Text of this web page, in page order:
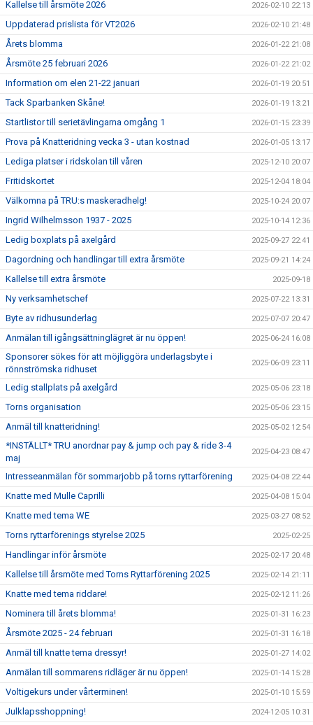
Kallelse till årsmöte 2026 2026-02-10 22:13
Uppdaterad prislista för VT2026 2026-02-10 21:48
Årets blomma 2026-01-22 21:08
Årsmöte 25 februari 2026 2026-01-22 21:02
Information om elen 21-22 januari 2026-01-19 20:51
Tack Sparbanken Skåne! 2026-01-19 13:21
Startlistor till serietävlingarna omgång 1 2026-01-15 23:39
Prova på Knatteridning vecka 3 - utan kostnad 2026-01-05 13:17
Lediga platser i ridskolan till våren 2025-12-10 20:07
Fritidskortet 2025-12-04 18:04
Välkomna på TRU:s maskeradhelg! 2025-10-24 20:07
Ingrid Wilhelmsson 1937 - 2025 2025-10-14 12:36
Ledig boxplats på axelgård 2025-09-27 22:41
Dagordning och handlingar till extra årsmöte 2025-09-21 14:24
Kallelse till extra årsmöte 2025-09-18
Ny verksamhetschef 2025-07-22 13:31
Byte av ridhusunderlag 2025-07-07 20:47
Anmälan till igångsättninglägret är nu öppen! 2025-06-24 16:08
Sponsorer sökes för att möjliggöra underlagsbyte i
rönnströmska ridhuset
2025-06-09 23:11
Ledig stallplats på axelgård 2025-05-06 23:18
Torns organisation 2025-05-06 23:15
Anmäl till knatteridning! 2025-05-02 12:54
*INSTÄLLT* TRU anordnar pay & jump och pay & ride 3-4
maj
2025-04-23 08:47
Intresseanmälan för sommarjobb på torns ryttarförening 2025-04-08 22:44
Knatte med Mulle Caprilli 2025-04-08 15:04
Knatte med tema WE 2025-03-27 08:52
Torns ryttarförenings styrelse 2025 2025-02-25
Handlingar inför årsmöte 2025-02-17 20:48
Kallelse till årsmöte med Torns Ryttarförening 2025 2025-02-14 21:11
Knatte med tema riddare! 2025-02-12 11:26
Nominera till årets blomma! 2025-01-31 16:23
Årsmöte 2025 - 24 februari 2025-01-31 16:18
Anmäl till knatte tema dressyr! 2025-01-27 14:02
Anmälan till sommarens ridläger är nu öppen! 2025-01-14 15:28
Voltigekurs under vårterminen! 2025-01-10 15:59
Julklapsshoppning! 2024-12-05 10:31